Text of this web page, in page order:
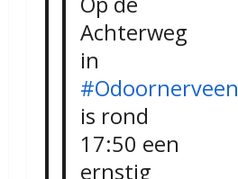
Achterweg
in
#Odoornerveen
is rond
17:50 een
ernstig